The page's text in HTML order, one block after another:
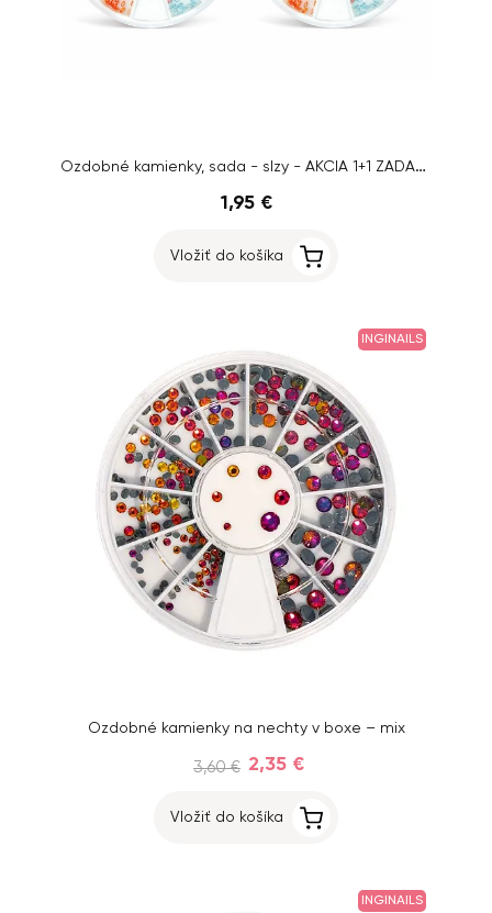
Ozdobné kamienky, sada - slzy - AKCIA 1+1 ZADARMO
1,95 €
Vložiť do košíka
INGINAILS
Ozdobné kamienky na nechty v boxe – mix
3,60 € 2,35 €
Vložiť do košíka
INGINAILS